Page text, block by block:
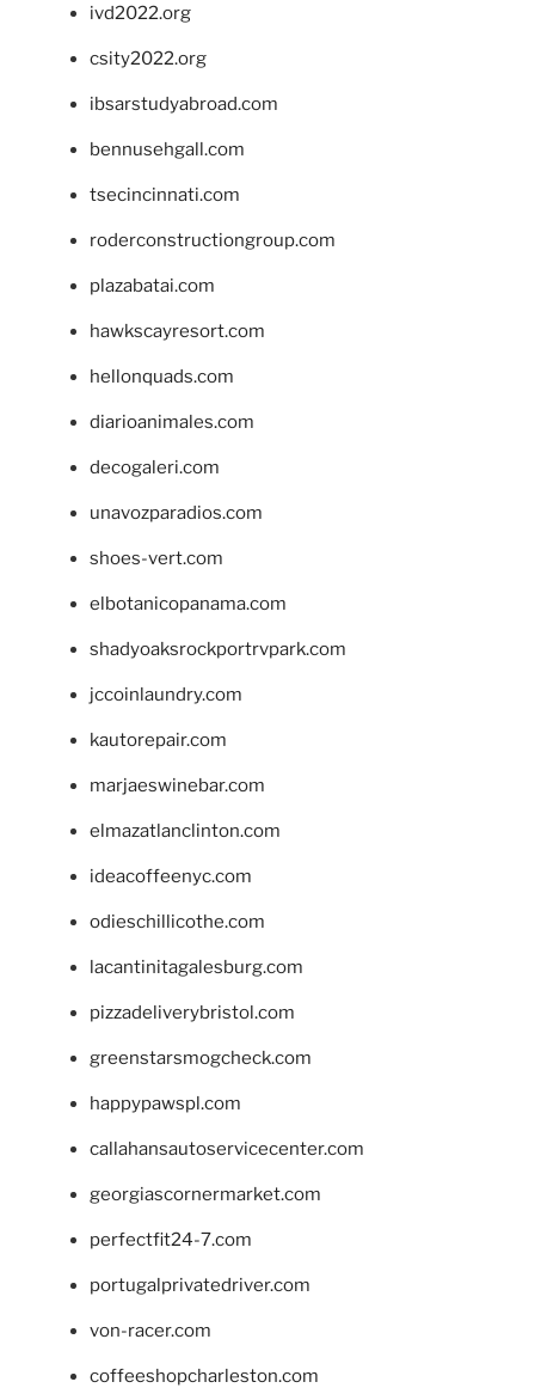
ivd2022.org
csity2022.org
ibsarstudyabroad.com
bennusehgall.com
tsecincinnati.com
roderconstructiongroup.com
plazabatai.com
hawkscayresort.com
hellonquads.com
diarioanimales.com
decogaleri.com
unavozparadios.com
shoes-vert.com
elbotanicopanama.com
shadyoaksrockportrvpark.com
jccoinlaundry.com
kautorepair.com
marjaeswinebar.com
elmazatlanclinton.com
ideacoffeenyc.com
odieschillicothe.com
lacantinitagalesburg.com
pizzadeliverybristol.com
greenstarsmogcheck.com
happypawspl.com
callahansautoservicecenter.com
georgiascornermarket.com
perfectfit24-7.com
portugalprivatedriver.com
von-racer.com
coffeeshopcharleston.com